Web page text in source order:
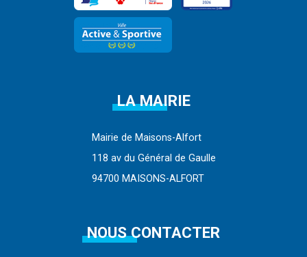
LA MAIRIE
Mairie de Maisons-Alfort
118 av du Général de Gaulle
94700 MAISONS-ALFORT
NOUS CONTACTER